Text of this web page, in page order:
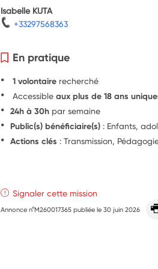
Isabelle KUTA
+33297568363
En pratique
1 volontaire recherché
Accessibleaux plus de 18 ans
24h à 30h par semaine
Public(s) bénéficiaire(s) : Enfants,
Actions clés : Transmission,
Signaler cette mission
Annonce n°M260017365 publiée le30 juin 2026